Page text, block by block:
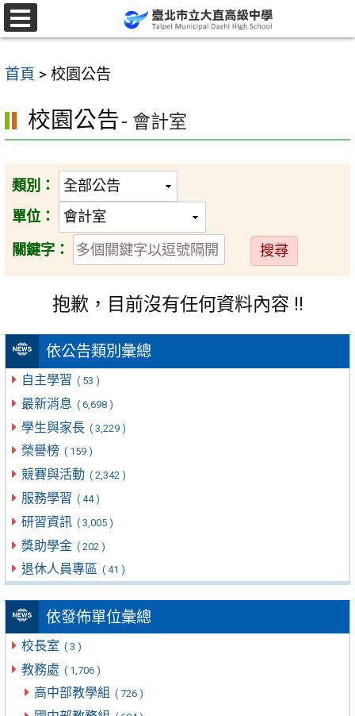
跳
至
要
容
首頁 > 校園公告
依公告類別彙總
自主學習 ( 53 )
最新消息 ( 6,698 )
學生與家長 ( 3,229 )
榮譽榜 ( 159 )
競賽與活動 ( 2,342 )
服務學習 ( 44 )
研習資訊 ( 3,005 )
獎助學金 ( 202 )
退休人員專區 ( 41 )
依發佈單位彙總
校長室 ( 3 )
教務處 ( 1,706 )
高中部教學組 ( 726 )
校園公告- 會計室
類別：
單位：
關鍵字：
送
出
抱歉，目前沒有任何資料內容 !!
選
單